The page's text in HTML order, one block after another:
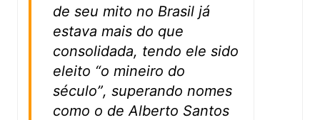
de seu mito no Brasil já
estava mais do que
consolidada, tendo ele sido
eleito “o mineiro do
século”, superando nomes
como o de Alberto Santos